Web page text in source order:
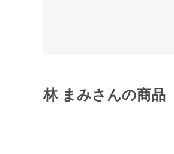
林 まみさんの商品